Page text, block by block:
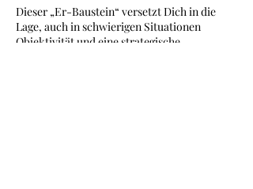
Dieser „Er-Baustein“ versetzt Dich in die
Lage, auch in schwierigen Situationen
Objektivität und eine strategische